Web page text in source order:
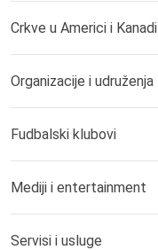
Crkve u Americi i Kanadi
Organizacije i udruženja
Fudbalski klubovi
Mediji i entertainment
Servisi i usluge